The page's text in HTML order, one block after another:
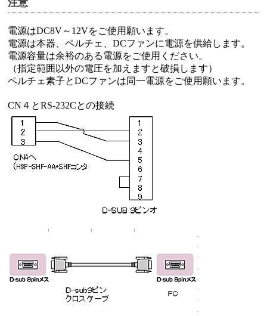
注意
電源はDC8V～12Vをご使用願います。
電源は本器、ペルチェ、DCファンに電源を供給します。
電源容量は余裕のある電源をご使用ください。
（指定範囲以外の電圧を加えますと破損します）
ペルチェ素子とDCファンは同一電源をご使用願います。
CN４とRS-232Cとの接続